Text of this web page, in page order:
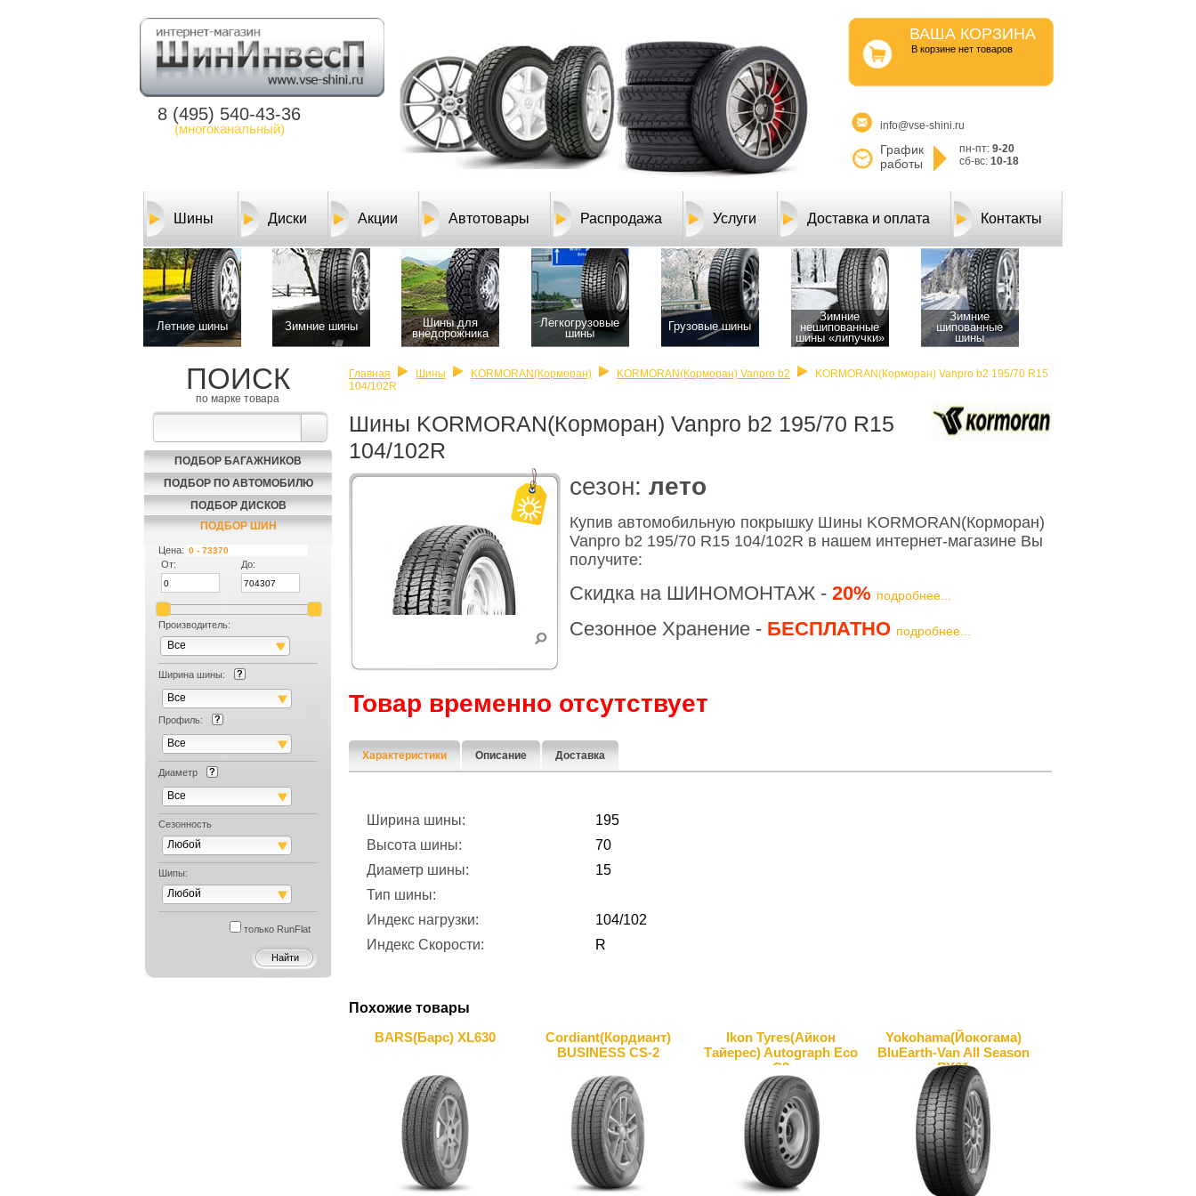
8 (495) 540-43-36
(многоканальный)
ВАША КОРЗИНА
B корзине нет товаров
info@vse-shini.ru
График
работы
пн-пт: 9-20
сб-вс: 10-18
Шины Диски Акции Автотовары Распродажа Услуги Доставка и оплата Контакты
Летние шины Зимние шины
Шины для
внедорожника
Легкогрузовые
шины
Грузовые шины
Зимние
нешипованные
шины «липучки»
Зимние
шипованные
шины
ПОИСК
по марке товара
ПОДБОР БАГАЖНИКОВ
ПОДБОР ПО АВТОМОБИЛЮ
ПОДБОР ДИСКОВ
ПОДБОР ШИН
Цена:
От:
До:
Производитель:
Все
Ширина шины:
Все
Профиль:
Все
Диаметр
Все
Сезонность
Любой
Шипы:
Любой
только RunFlat
Главная Шины KORMORAN(Корморан) KORMORAN(Корморан) Vanpro b2
KORMORAN(Корморан) Vanpro b2 195/70 R15
104/102R
Шины KORMORAN(Корморан) Vanpro b2 195/70 R15
104/102R
cезон: лето
Купив автомобильную покрышку Шины KORMORAN(Корморан)
Vanpro b2 195/70 R15 104/102R в нашем интернет-магазине Вы
получите:
Скидка на ШИНОМОНТАЖ - 20% подробнее...
Сезонное Хранение - БЕСПЛАТНО подробнее...
Товар временно отсутствует
Характеристики Описание Доставка
Ширина шины:
195
Высота шины:
70
Диаметр шины:
15
Тип шины:
Индекс нагрузки:
104/102
Индекс Скорости:
R
Похожие товары
BARS(Барс) XL630
Cordiant(Кордиант)
BUSINESS CS-2
Ikon Tyres(Айкон
Тайерес) Autograph Eco
C3
Yokohama(Йокогама)
BluEarth-Van All Season
RY61